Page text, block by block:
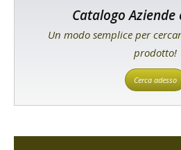
Catalogo
Un modo semplice per
prodotto!
Cerca adesso